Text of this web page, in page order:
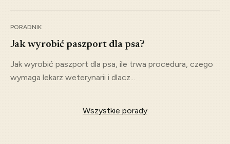
PORADNIK
Jak wyrobić paszport dla psa?
Jak wyrobić paszport dla psa, ile trwa procedura, czego
wymaga lekarz weterynarii i dlacz...
Wszystkie porady